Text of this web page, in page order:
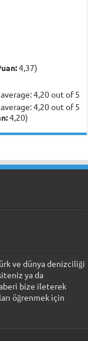
4,37)
4,20)
ve dünya denizciliği
ya da
bize ileterek
öğrenmek için